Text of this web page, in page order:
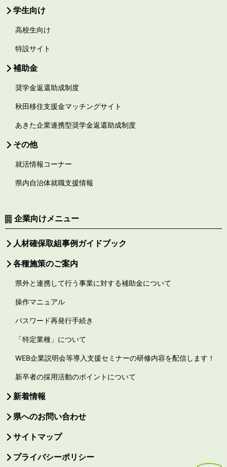
学生向け
高校生向け
特設サイト
補助金
奨学金返還助成制度
秋田移住支援金マッチングサイト
あきた企業連携型奨学金返還助成制度
その他
就活情報コーナー
県内自治体就職支援情報
企業向けメニュー
人材確保取組事例ガイドブック
各種施策のご案内
県外と連携して行う事業に対する補助金について
操作マニュアル
パスワード再発行手続き
「特定業種」について
WEB企業説明会等導入支援セミナーの研修内容を配信します！
新卒者の採用活動のポイントについて
新着情報
県へのお問い合わせ
サイトマップ
プライバシーポリシー